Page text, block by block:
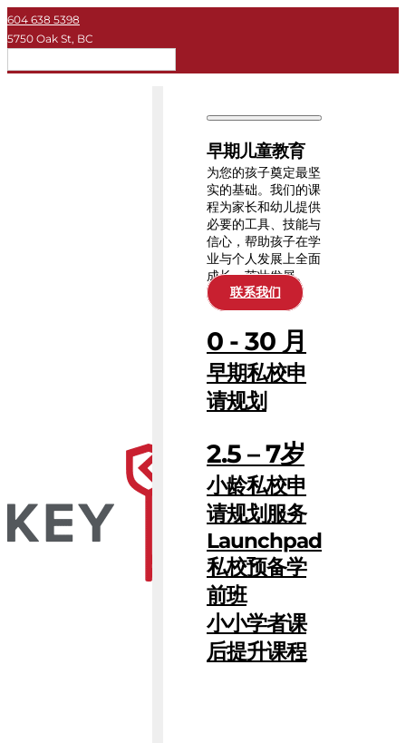
604 638 5398
5750 Oak St, BC
私立学校
大学
关于KEY
教育资源
早期儿童教育
为您的孩子奠定最坚
实的基础。我们的课
程为家长和幼儿提供
必要的工具、技能与
信心，帮助孩子在学
业与个人发展上全面
成长、茁壮发展。
联系我们
0 - 30 月
早期私校申
请规划
2.5 – 7岁
小龄私校申
请规划服务
Launchpad
私校预备学
前班
小小学者课
后提升课程